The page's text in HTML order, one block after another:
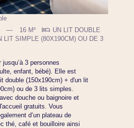
16 M²
UN LIT DOUBLE
LIT SIMPLE (80X190CM) OU DE 3
3 personnes
enfant, bébé). Elle est
double (150x190cm) + d'un lit
ou de 3 lits simples.
douche ou baignoire et
gratuits. Vous
d’un plateau de
thé, café et bouilloire ainsi